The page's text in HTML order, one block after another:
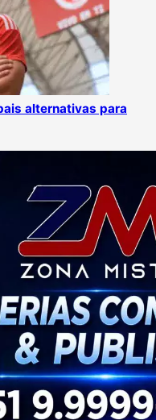
alternativas para